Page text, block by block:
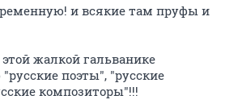
и всякие там пруфы и
жалкой гальванике
поэты", "русские
композиторы"!!!